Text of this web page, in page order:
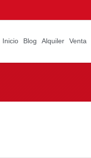
Inicio Blog Alquiler Venta